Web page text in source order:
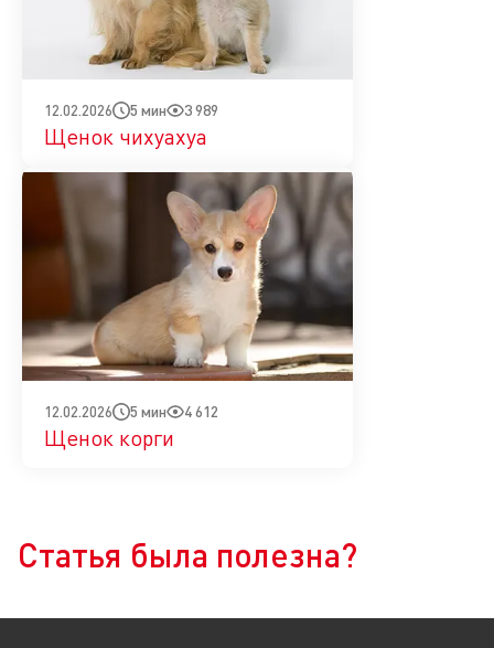
12.02.2026 5 мин 3 989
Щенок чихуахуа
12.02.2026 5 мин 4 612
Щенок корги
Статья была полезна?